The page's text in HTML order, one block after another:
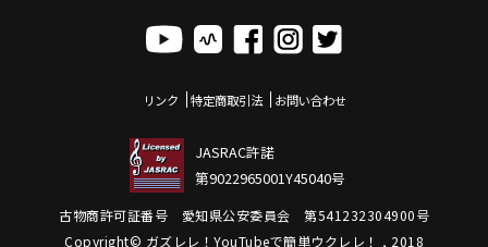
https://www.youtube.com/channel/
ガズレレ毛糸ストラップや水引などのガズレレグッズはここ
https://gazzlele.com/goods
リンク 特定商取引法 お問い合わせ
JASRAC許諾
第9022965001Y45040号
古物商許可証番号 愛知県公安委員会 第541232304900号
Copyright© ガズレレ！YouTubeで簡単ウクレレ！ , 2018